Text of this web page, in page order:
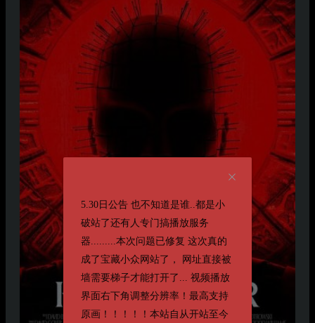
5.30日公告 也不知道是谁..都是小
破站了还有人专门搞播放服务
器.........本次问题已修复 这次真的
成了宝藏小众网站了， 网址直接被
墙需要梯子才能打开了... 视频播放
界面右下角调整分辨率！最高支持
原画！！！！！本站自从开站至今